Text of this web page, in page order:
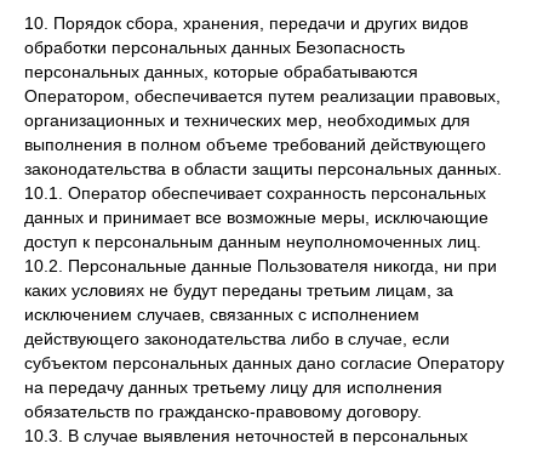
10. Порядок сбора, хранения, передачи и других видов
обработки персональных данных Безопасность
персональных данных, которые обрабатываются
Оператором, обеспечивается путем реализации правовых,
организационных и технических мер, необходимых для
выполнения в полном объеме требований действующего
законодательства в области защиты персональных данных.
10.1. Оператор обеспечивает сохранность персональных
данных и принимает все возможные меры, исключающие
доступ к персональным данным неуполномоченных лиц.
10.2. Персональные данные Пользователя никогда, ни при
каких условиях не будут переданы третьим лицам, за
исключением случаев, связанных с исполнением
действующего законодательства либо в случае, если
субъектом персональных данных дано согласие Оператору
на передачу данных третьему лицу для исполнения
обязательств по гражданско-правовому договору.
10.3. В случае выявления неточностей в персональных